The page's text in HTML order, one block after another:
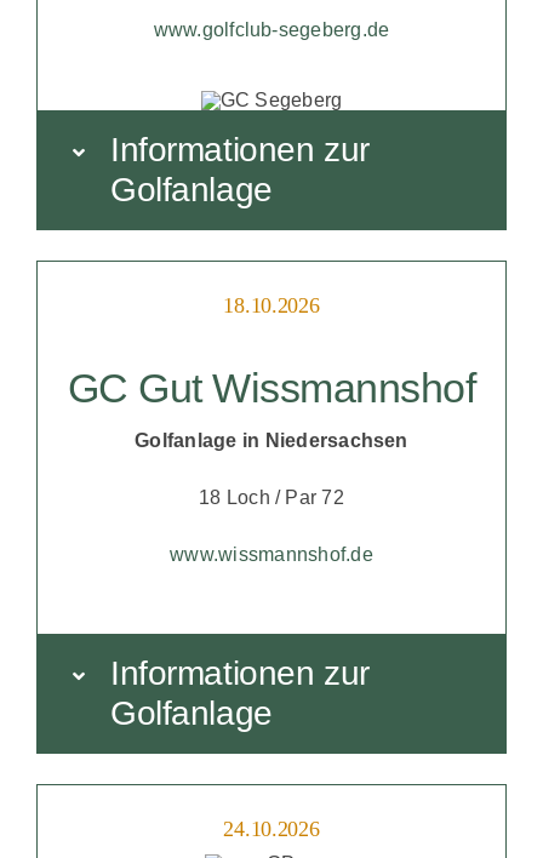
www.golfclub-segeberg.de
Informationen zur
Golfanlage
18.10.2026
GC Gut Wissmannshof
Golfanlage in Niedersachsen
18 Loch / Par 72
www.wissmannshof.de
Informationen zur
Golfanlage
24.10.2026